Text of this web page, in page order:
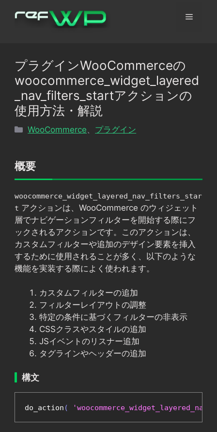
メ
ュ
プラグインWooCommerceの
woocommerce_widget_layered
_nav_filters_startアクションの
使用方法・解説
カ
リ
WooCommerce プラグイン
概要
woocommerce_widget_layered_nav_filters_star
t アクションは、WooCommerce のウィジェット
層でナビゲーションフィルターを開始する際にフ
ックされるアクションです。このアクションは、
カスタムフィルターや追加のデザイン要素を挿入
するために使用されることが多く、以下のような
機能を実装する際によく使われます。
カスタムフィルターの追加
フィルターレイアウトの調整
特定の条件に基づくフィルターの非表示
CSSクラスやスタイルの追加
JSイベントのリスナー追加
タグラインやヘッダーの追加
構文
do_action (